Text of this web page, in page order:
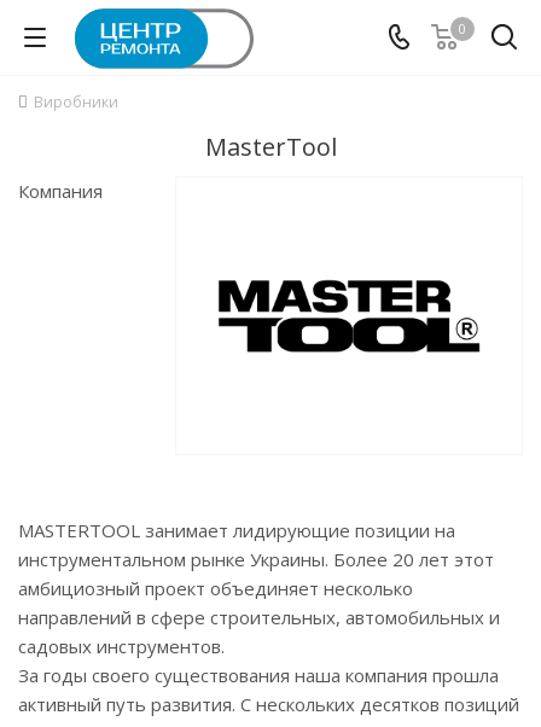
0
Виробники
MasterTool
Компания
MASTERTOOL занимает лидирующие позиции на
инструментальном рынке Украины. Более 20 лет этот
амбициозный проект объединяет несколько
направлений в сфере строительных, автомобильных и
садовых инструментов.
За годы своего существования наша компания прошла
активный путь развития. С нескольких десятков позиций